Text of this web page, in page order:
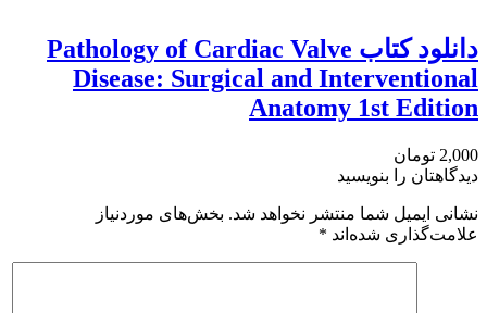
دانلود کتاب Pathology of Cardiac Valve
Disease: Surgical and Interventional
Anatomy 1st Edition
2,000 تومان
دیدگاهتان را بنویسید
نشانی ایمیل شما منتشر نخواهد شد. بخش‌های موردنیاز
علامت‌گذاری شده‌اند *